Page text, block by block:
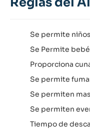
Se permite
Se Permite
Proporciona
Se permite
Se permiten
Se permiten
Tiempo de